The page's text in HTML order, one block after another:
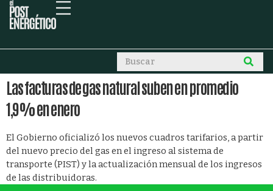
Las facturas de gas natural suben en promedio
1,9% en enero
El Gobierno oficializó los nuevos cuadros tarifarios, a partir
del nuevo precio del gas en el ingreso al sistema de
transporte (PIST) y la actualización mensual de los ingresos
de las distribuidoras.